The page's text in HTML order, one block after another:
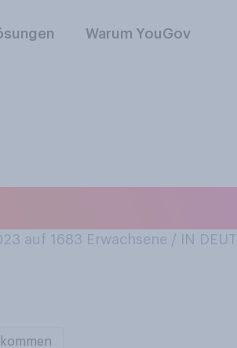
Warum YouGov
auf 1683 Erwachsene / IN